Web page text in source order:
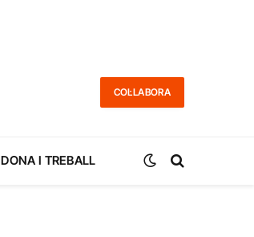
COL·LABORA
DONA I TREBALL